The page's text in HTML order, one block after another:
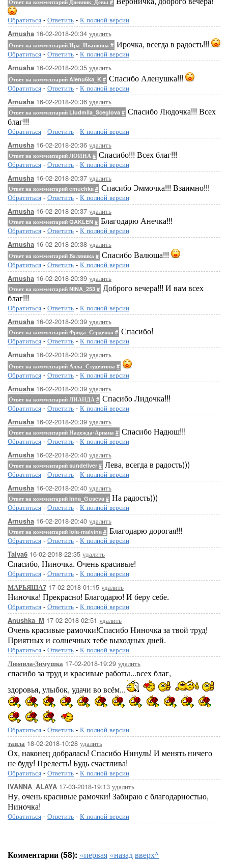
Ответ на комментарий Дневник_Девы #
Обратиться - Ответить - К полной версии
Arnusha 16-02-2018-20:34 удалить
Ответ на комментарий Ира_Ивановна # Ирочка, всегда в радость!!!
Обратиться - Ответить - К полной версии
Arnusha 16-02-2018-20:35 удалить
Ответ на комментарий Alenu6ka_K # Спасибо Аленушка!!!
Обратиться - Ответить - К полной версии
Arnusha 16-02-2018-20:36 удалить
Ответ на комментарий Liudmila_Sceglova # Спасибо Людочка!!! Всех
благ!!!
Обратиться - Ответить - К полной версии
Arnusha 16-02-2018-20:36 удалить
Ответ на комментарий ЛОИНА # Спасибо!!! Всех благ!!!
Обратиться - Ответить - К полной версии
Arnusha 16-02-2018-20:37 удалить
Ответ на комментарий emuchka # Спасибо Эммочка!!! Взаимно!!!
Обратиться - Ответить - К полной версии
Arnusha 16-02-2018-20:37 удалить
Ответ на комментарий QAKLEN # Благодарю Анечка!!!
Обратиться - Ответить - К полной версии
Arnusha 16-02-2018-20:38 удалить
Ответ на комментарий Валяника # Спасибо Валюша!!!
Обратиться - Ответить - К полной версии
Arnusha 16-02-2018-20:39 удалить
Ответ на комментарий NINA_253 # Доброго вечера!!! И вам всех
благ!!!
Обратиться - Ответить - К полной версии
Arnusha 16-02-2018-20:39 удалить
Ответ на комментарий Фрида_Серденко # Спасибо!
Обратиться - Ответить - К полной версии
Arnusha 16-02-2018-20:39 удалить
Ответ на комментарий Алла_Студентова #
Обратиться - Ответить - К полной версии
Arnusha 16-02-2018-20:39 удалить
Ответ на комментарий ЛИАНДА # Спасибо Лидочка!!!
Обратиться - Ответить - К полной версии
Arnusha 16-02-2018-20:39 удалить
Ответ на комментарий Надежда-Ариана # Спасибо Надюш!!!
Обратиться - Ответить - К полной версии
Arnusha 16-02-2018-20:40 удалить
Ответ на комментарий sundeliver # Лева, всегда в радость)))
Обратиться - Ответить - К полной версии
Arnusha 16-02-2018-20:40 удалить
Ответ на комментарий Inna_Guseva # На радость)))
Обратиться - Ответить - К полной версии
Arnusha 16-02-2018-20:40 удалить
Ответ на комментарий lola-malvina # Благодарю дорогая!!!
Обратиться - Ответить - К полной версии
Talya6 16-02-2018-22:35 удалить
Спасибо, Ниночка. Очень красивые!
Обратиться - Ответить - К полной версии
МАРЬЯША7 17-02-2018-01:15 удалить
Ниночка! Прекрасно! Благодарю! И беру себе.
Обратиться - Ответить - К полной версии
Anushka_M 17-02-2018-02:51 удалить
Очень красивые рамочки!Спасибо Ниночка за твой труд!
Приятных и солнечных тебе выходных дней.
Обратиться - Ответить - К полной версии
Люмила-Зимушка 17-02-2018-19:29 удалить
спасибо за труд и красивые работы...всех благ,
здоровья, улыбок, удачи во всём...
Обратиться - Ответить - К полной версии
таила 18-02-2018-10:28 удалить
Ох, наконец добралась! Спасибо Нинуль! И менять ничего
не буду! Прелесть! Будь счастлива!
Обратиться - Ответить - К полной версии
IVANNA_ALAYA 17-03-2018-19:13 удалить
Ну, очень красивые рамочки! Забираю с благодарностью,
Ниночка!
Обратиться - Ответить - К полной версии
Комментарии (58): «первая «назадвверх^